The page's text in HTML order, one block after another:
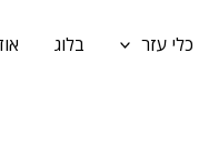
כלי עזר בלוג